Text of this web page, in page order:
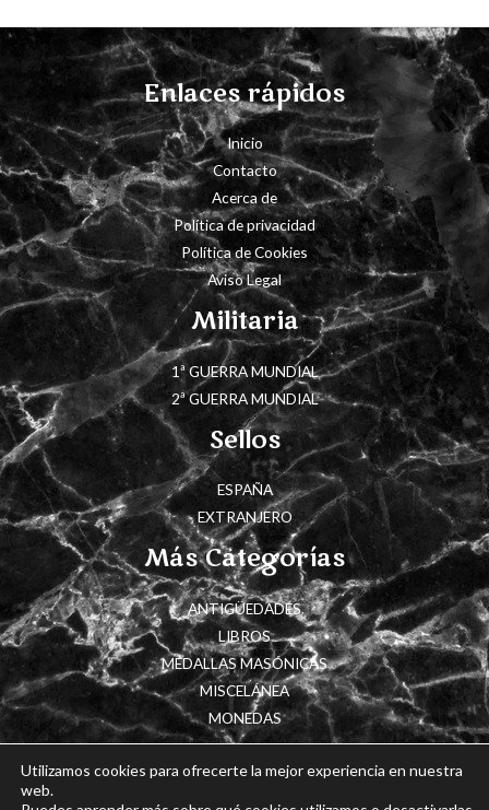
Enlaces rápidos
Inicio
Contacto
Acerca de
Política de privacidad
Política de Cookies
Aviso Legal
Militaria
1ª GUERRA MUNDIAL
2ª GUERRA MUNDIAL
Sellos
ESPAÑA
EXTRANJERO
Más Categorías
ANTIGÜEDADES
LIBROS
MEDALLAS MASÓNICAS
MISCELÁNEA
MONEDAS
Utilizamos cookies para ofrecerte la mejor experiencia en nuestra
web.